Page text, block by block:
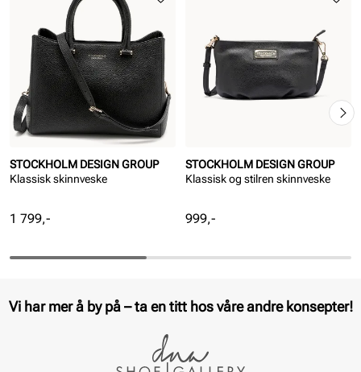
STOCKHOLM DESIGN GROUP
Klassisk skinnveske
Pris
1 799,-
STOCKHOLM DESIGN GROUP
Klassisk og stilren skinnveske
Pris
999,-
Vi har mer å by på – ta en titt hos våre andre konsepter!